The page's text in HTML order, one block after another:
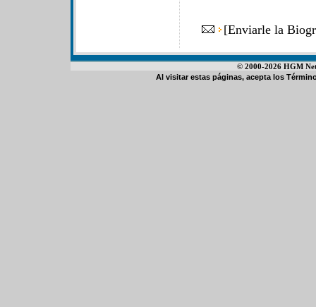
[Enviarle la
© 2000-2026 HGM
Al visitar estas páginas, acepta los